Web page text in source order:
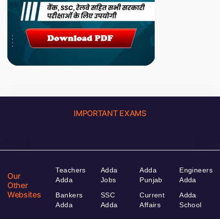
IMPORTANT EXAMS
Our
Other
Websites
Teachers
Adda
Bankers
Adda
Adda
Jobs
SSC
Adda
Adda
Punjab
Current
Affairs
Engineers
Adda
Adda
School